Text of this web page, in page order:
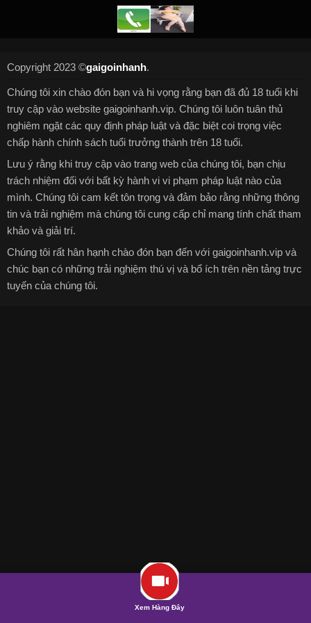
Copyright 2023 ©gaigoinhanh.
Chúng tôi xin chào đón bạn và hi vọng rằng bạn đã đủ 18 tuổi khi
truy cập vào website gaigoinhanh.vip. Chúng tôi luôn tuân thủ
nghiêm ngặt các quy định pháp luật và đặc biệt coi trọng việc
chấp hành chính sách tuổi trưởng thành trên 18 tuổi.
Lưu ý rằng khi truy cập vào trang web của chúng tôi, bạn chịu
trách nhiệm đối với bất kỳ hành vi vi phạm pháp luật nào của
mình. Chúng tôi cam kết tôn trọng và đảm bảo rằng những thông
tin và trải nghiệm mà chúng tôi cung cấp chỉ mang tính chất tham
khảo và giải trí.
Chúng tôi rất hân hạnh chào đón bạn đến với gaigoinhanh.vip và
chúc bạn có những trải nghiệm thú vị và bổ ích trên nền tảng trực
tuyến của chúng tôi.
Xem Hàng Đây